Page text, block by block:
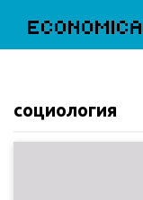
ECONOMICA
социология